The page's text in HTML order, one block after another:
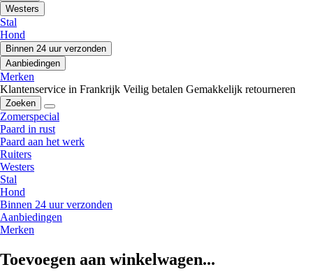
Westers
Stal
Hond
Binnen 24 uur verzonden
Aanbiedingen
Merken
Klantenservice in Frankrijk Veilig betalen Gemakkelijk retourneren
Zoeken
Zomerspecial
Paard in rust
Paard aan het werk
Ruiters
Westers
Stal
Hond
Binnen 24 uur verzonden
Aanbiedingen
Merken
Toevoegen aan winkelwagen...